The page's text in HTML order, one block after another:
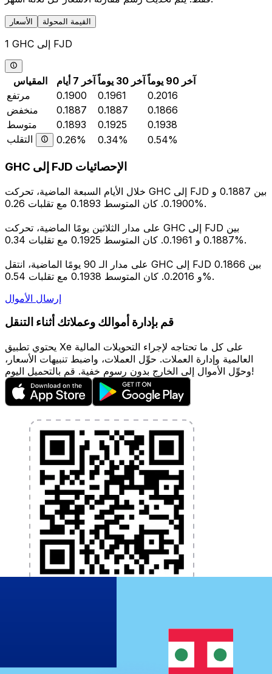
الأسعار القيمة المحولة
1 GHC إلى FJD
المقياس آخر 7 أيام آخر 30 يوماً
آخر 90 يوماً
مرتفع
0.1900 0.1961
0.2016
منخفض
0.1887 0.1887
0.1866
متوسط
0.1893 0.1925
0.1938
التقلب
0.26% 0.34% 0.54%
GHC إلى FJD الإحصائيات
خلال الأيام السبعة الماضية، تحركت GHC إلى FJD بين 0.1887 و
0.1900. كان المتوسط 0.1893 مع تقلبات 0.26%.
على مدار الثلاثين يومًا الماضية، تحركت GHC إلى FJD بين
0.1887 و 0.1961. كان المتوسط 0.1925 مع تقلبات 0.34%.
على مدار الـ 90 يومًا الماضية، انتقل GHC إلى FJD بين 0.1866
و 0.2016. كان المتوسط 0.1938 مع تقلبات 0.54%.
إرسال الأموال
قم بإدارة أموالك وعملاتك أثناء التنقل
يحتوي تطبيق Xe على كل ما تحتاجه لإجراء التحويلات المالية
العالمية وإدارة العملات. حوِّل العملات، واضبط تنبيهات الأسعار،
وحوِّل الأموال إلى الخارج بدون رسوم خفية. قم بالتحميل اليوم!